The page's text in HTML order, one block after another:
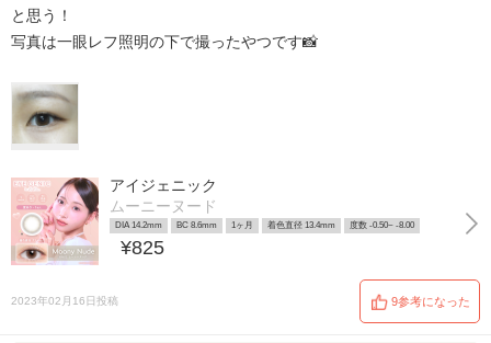
と思う！
写真は一眼レフ照明の下で撮ったやつです📸
アイジェニック
ムーニーヌード
DIA 14.2mm BC 8.6mm 1ヶ月 着色直径 13.4mm 度数 -0.50~ -8.00
¥825
2023年02月16日投稿 9参考になった